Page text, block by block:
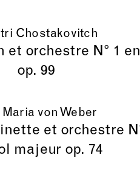
Chostakovitch
et orchestre N° 1
op. 99
von Weber
et orchestre
majeur op. 74